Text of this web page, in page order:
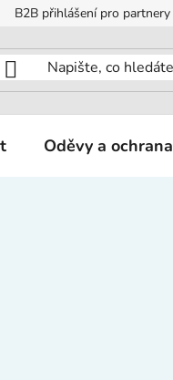
B2B přihlášení pro partnery
Oděvy a ochrana